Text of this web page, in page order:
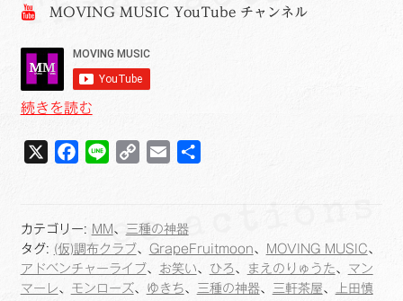
MOVING MUSIC YouTube チャンネル
続きを読むMOVING
～
神
器
2020
X
b
o
o
e
y
i
n
i
l
カテゴリー: MM 、
三種の神器
タグ: (仮)調布クラブ、 GrapeFruitmoon、 MOVING MUSIC、
アドベンチャーライブ、 お笑い、 ひろ 、 まえのりゅうた、 マン
マーレ、 モンローズ、 ゆきち、 三種の神器、 三軒茶屋、
上田慎